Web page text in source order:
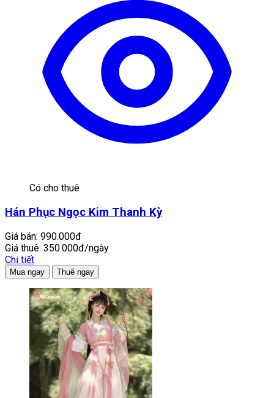
Có cho thuê
Hán Phục Ngọc Kim Thanh Kỳ
Giá bán: 990.000đ
Giá thuê: 350.000đ/ngày
Chi tiết
Mua ngay Thuê ngay